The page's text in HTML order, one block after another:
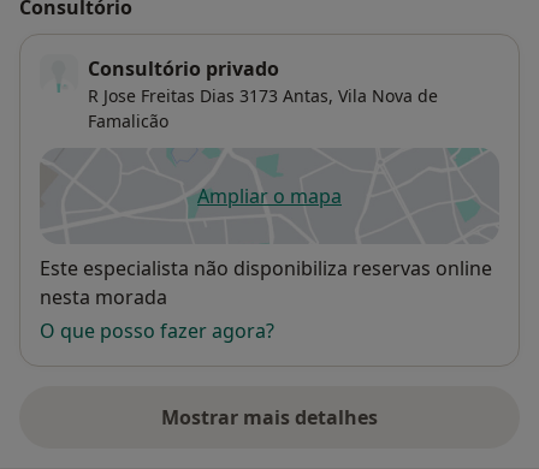
Consultório
Consultório privado
R Jose Freitas Dias 3173 Antas, Vila Nova de
Famalicão
Ampliar o mapaabre num novo separador
Disponibilidade
Este especialista não disponibiliza reservas online
nesta morada
O que posso fazer agora?
Mostrar mais detalhes
sobre o endereço